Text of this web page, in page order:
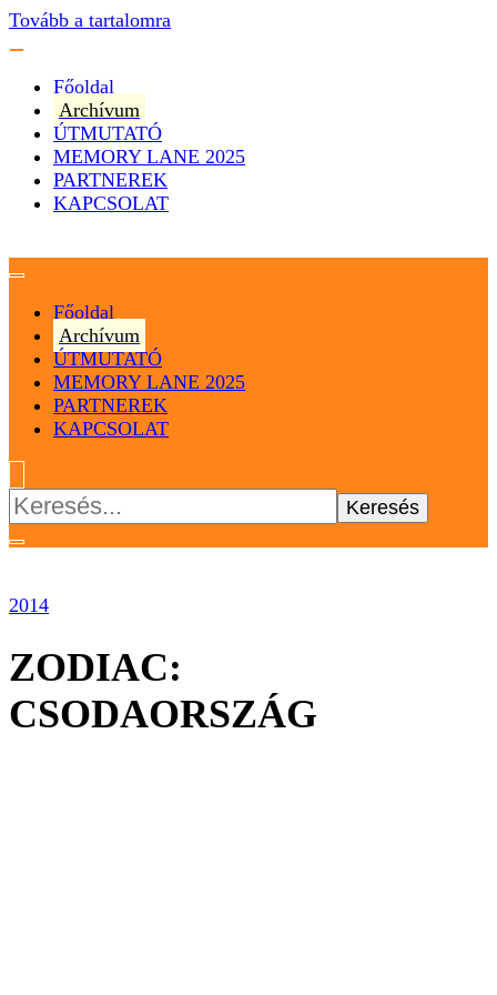
Tovább a tartalomra
Főoldal
Archívum
ÚTMUTATÓ
MEMORY LANE 2025
PARTNEREK
KAPCSOLAT
Magyar Hip Hop Archívum
Magyarország
Főoldal
Archívum
ÚTMUTATÓ
MEMORY LANE 2025
PARTNEREK
KAPCSOLAT
Keresés:
2014
ZODIAC:
CSODAORSZÁG